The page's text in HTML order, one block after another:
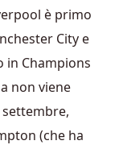
è primo
City e
in Champions
non viene
(che ha